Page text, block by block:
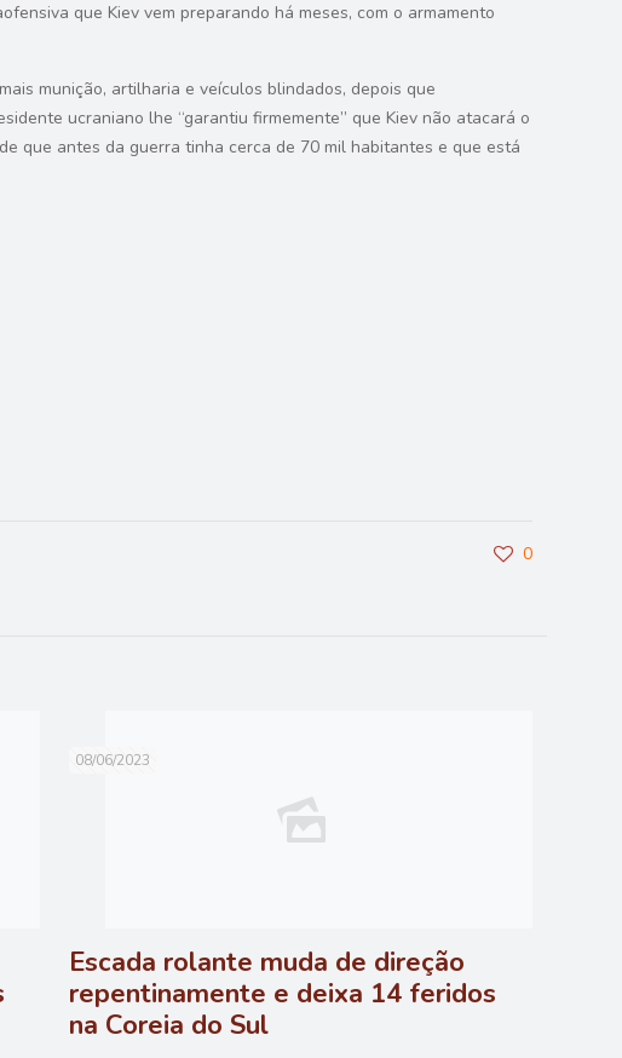
que Kiev vem preparando há meses, com o armamento
munição, artilharia e veículos blindados, depois que
ucraniano lhe “garantiu firmemente” que Kiev não atacará o
que antes da guerra tinha cerca de 70 mil habitantes e que está
0
08/06/2023
Escada rolante muda de direção
repentinamente e deixa 14 feridos
na Coreia do Sul